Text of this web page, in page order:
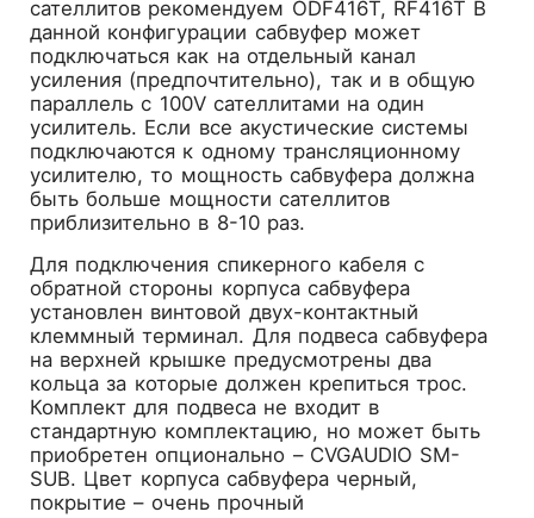
сателлитов рекомендуем ODF416T, RF416T В
данной конфигурации сабвуфер может
подключаться как на отдельный канал
усиления (предпочтительно), так и в общую
параллель с 100V сателлитами на один
усилитель. Если все акустические системы
подключаются к одному трансляционному
усилителю, то мощность сабвуфера должна
быть больше мощности сателлитов
приблизительно в 8-10 раз.
Для подключения спикерного кабеля с
обратной стороны корпуса сабвуфера
установлен винтовой двух-контактный
клеммный терминал. Для подвеса сабвуфера
на верхней крышке предусмотрены два
кольца за которые должен крепиться трос.
Комплект для подвеса не входит в
стандартную комплектацию, но может быть
приобретен опционально – CVGAUDIO SM-
SUB. Цвет корпуса сабвуфера черный,
покрытие – очень прочный